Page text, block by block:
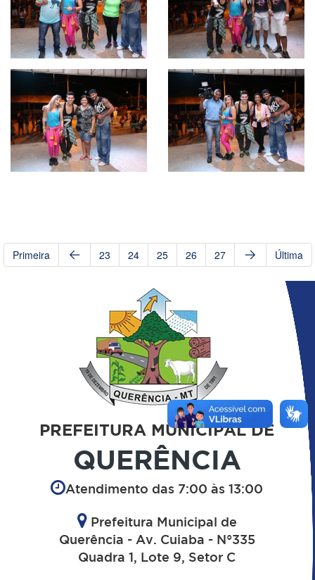
Primeira 23 24 25 26 27 Última
PREFEITURA MUNICIPAL DE
QUERÊNCIA
Atendimento das 7:00 às 13:00
Prefeitura Municipal de
Querência - Av. Cuiaba - N°335
Quadra 1, Lote 9, Setor C